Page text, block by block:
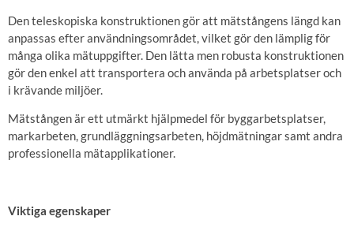
Den teleskopiska konstruktionen gör att mätstångens längd kan
anpassas efter användningsområdet, vilket gör den lämplig för
många olika mätuppgifter. Den lätta men robusta konstruktionen
gör den enkel att transportera och använda på arbetsplatser och
i krävande miljöer.
Mätstången är ett utmärkt hjälpmedel för byggarbetsplatser,
markarbeten, grundläggningsarbeten, höjdmätningar samt andra
professionella mätapplikationer.
Viktiga egenskaper